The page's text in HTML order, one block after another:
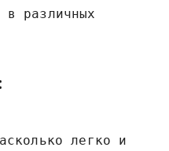
в различных
легко и